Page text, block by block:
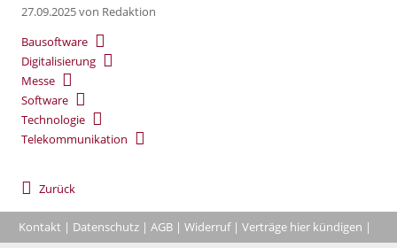
27.09.2025von Redaktion
Bausoftware
Digitalisierung
Messe
Software
Technologie
Telekommunikation
Zurück
Kontakt | Datenschutz | AGB | Widerruf| Verträge hier kündigen |